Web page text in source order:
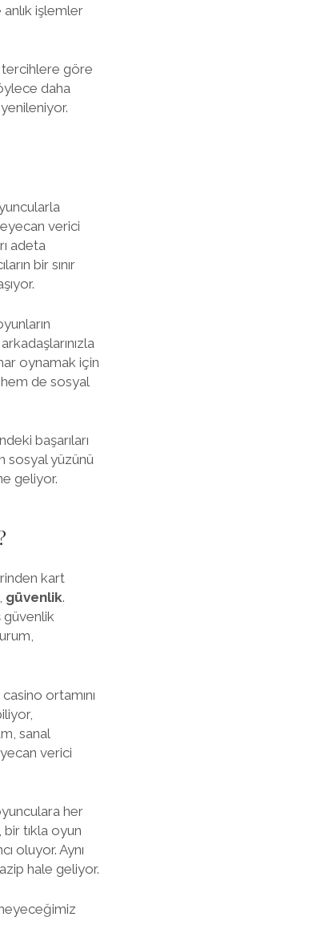
işlemler
tercihlere göre
daha
verici
adeta
bir sınır
oynamak için
de sosyal
başarıları
sosyal yüzünü
geliyor.
kart
güvenlik.
güvenlik
ortamını
sanal
verici
her
tıkla oyun
oluyor. Aynı
hale geliyor.